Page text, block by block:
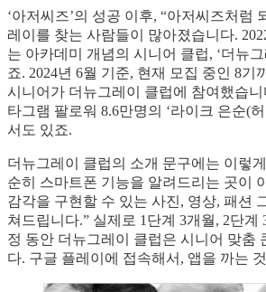
‘아저씨즈’의 성공 이후, “아저씨즈처럼
레이를 찾는 사람들이 많아졌습니다.
는 아카데미 개념의 시니어 클럽, ‘더뉴
죠. 2024년 6월 기준, 현재 모집 중인 8기
시니어가 더뉴그레이 클럽에 참여했습
타그램 팔로워 8.6만명의 ‘라이크 은순(
서도 있죠.
더뉴그레이 클럽의 소개 문구에는 이렇
순히 스마트폰 기능을 알려드리는 곳이
감각을 구현할 수 있는 사진, 영상, 패션
쳐드립니다.” 실제로 1단계 3개월, 2단계
정 동안 더뉴그레이 클럽은 시니어 맞춤
다. 구글 플레이에 접속해서, 앱을 까는